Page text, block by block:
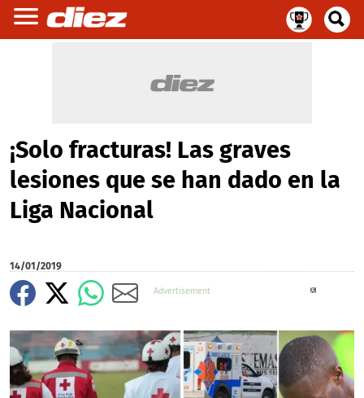
¡Solo fracturas! Las graves
lesiones que se han dado en la
Liga Nacional
14/01/2019
X